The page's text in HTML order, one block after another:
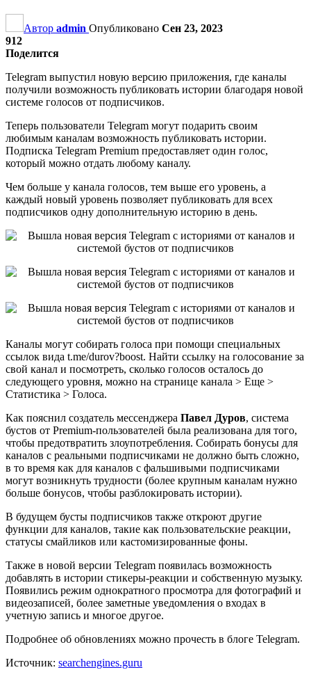
Автор admin Опубликовано Сен 23, 2023
912
Поделится
Telegram выпустил новую версию приложения, где каналы
получили возможность публиковать истории благодаря новой
системе голосов от подписчиков.
Теперь пользователи Telegram могут подарить своим
любимым каналам возможность публиковать истории.
Подписка Telegram Premium предоставляет один голос,
который можно отдать любому каналу.
Чем больше у канала голосов, тем выше его уровень, а
каждый новый уровень позволяет публиковать для всех
подписчиков одну дополнительную историю в день.
Каналы могут собирать голоса при помощи специальных
ссылок вида t.me/durov?boost. Найти ссылку на голосование за
свой канал и посмотреть, сколько голосов осталось до
следующего уровня, можно на странице канала > Еще >
Статистика > Голоса.
Как пояснил создатель мессенджера Павел Дуров, система
бустов от Premium-пользователей была реализована для того,
чтобы предотвратить злоупотребления. Собирать бонусы для
каналов с реальными подписчиками не должно быть сложно,
в то время как для каналов с фальшивыми подписчиками
могут возникнуть трудности (более крупным каналам нужно
больше бонусов, чтобы разблокировать истории).
В будущем бусты подписчиков также откроют другие
функции для каналов, такие как пользовательские реакции,
статусы смайликов или кастомизированные фоны.
Также в новой версии Telegram появилась возможность
добавлять в истории стикеры-реакции и собственную музыку.
Появились режим однократного просмотра для фотографий и
видеозаписей, более заметные уведомления о входах в
учетную запись и многое другое.
Подробнее об обновлениях можно прочесть в блоге Telegram.
Источник: searchengines.guru